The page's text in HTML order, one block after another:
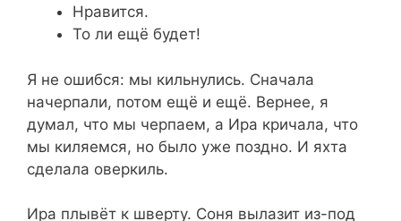
Нравится.
То ли ещё будет!
Я не ошибся: мы кильнулись. Сначала
начерпали, потом ещё и ещё. Вернее, я
думал, что мы черпаем, а Ира кричала, что
мы киляемся, но было уже поздно. И яхта
сделала оверкиль.
Ира плывёт к шверту. Соня вылазит из-под